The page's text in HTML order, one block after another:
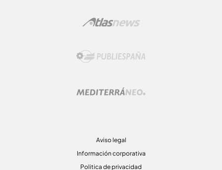
Aviso legal
Información corporativa
Politica de privacidad